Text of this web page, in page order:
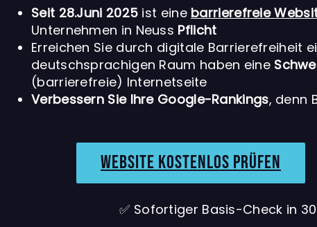
Seit 28.Juni 2025 ist eine barrierefreie
Unternehmen in Neuss Pflicht
Erreichen Sie durch digitale Barrierefreiheit
deutschsprachigen Raum haben eine
(barrierefreie) Internetseite
Verbessern Sie Ihre Google-Rankings, denn
Website kostenlos prüfen
✅ Sofortiger Basis-Check in 30